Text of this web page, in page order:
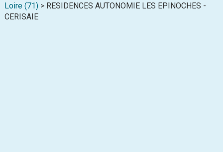
Loire (71) > RESIDENCES AUTONOMIE LES EPINOCHES -
CERISAIE